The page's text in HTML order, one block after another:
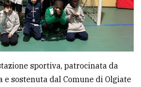
sportiva, patrocinata da
e sostenuta dal Comune di Olgiate